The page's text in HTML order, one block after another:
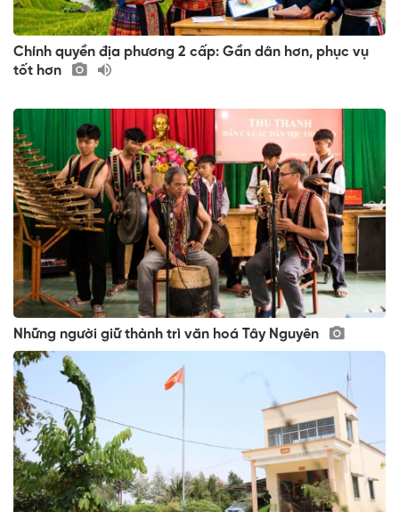
Chính quyền địa phương 2 cấp: Gần dân hơn, phục vụ
tốt hơn
Những người giữ thành trì văn hoá Tây Nguyên